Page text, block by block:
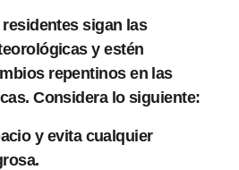
sigan las
y estén
repentinos en las
Considera lo siguiente:
y evita cualquier